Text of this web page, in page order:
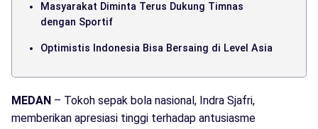
Masyarakat Diminta Terus Dukung Timnas
dengan Sportif
Optimistis Indonesia Bisa Bersaing di Level Asia
MEDAN – Tokoh sepak bola nasional, Indra Sjafri,
memberikan apresiasi tinggi terhadap antusiasme